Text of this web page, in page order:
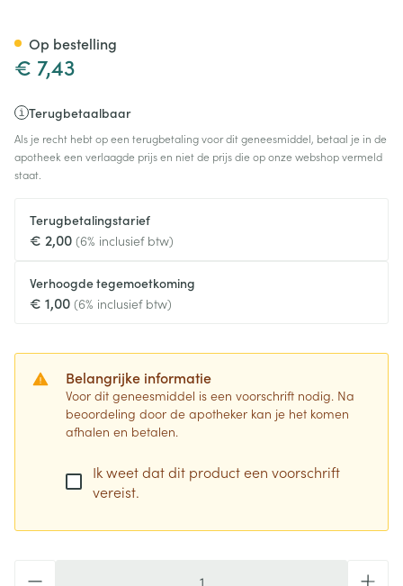
€ 7,43
Terugbetaalbaar
Als je recht hebt op een terugbetaling voor dit geneesmiddel, betaal je in de
apotheek een verlaagde prijs en niet de prijs die op onze webshop vermeld
staat.
Terugbetalingstarief
€ 2,00 (6% inclusief btw)
Verhoogde tegemoetkoming
€ 1,00 (6% inclusief btw)
Belangrijke informatie
Voor dit geneesmiddel is een voorschrift nodig. Na
beoordeling door de apotheker kan je het komen
afhalen en betalen.
Ik weet dat dit product een voorschrift
vereist.
Op bestelling